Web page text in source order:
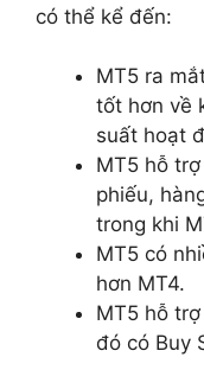
có thể kể đến:
MT5 ra
tốt hơn về
suất hoạt
MT5 hỗ
phiếu,
trong khi
MT5 có
hơn MT4.
MT5 hỗ
đó có Buy